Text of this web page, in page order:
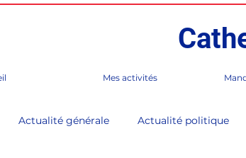
Mes activités
Actualité générale Actualité politique